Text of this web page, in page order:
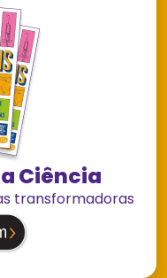
Ciência
transformadoras